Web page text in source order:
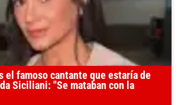
el famoso cantante que estaría de
Siciliani: "Se mataban con la